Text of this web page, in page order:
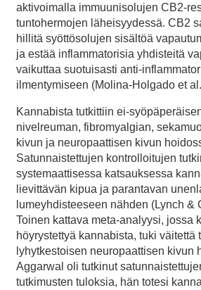
aktivoimalla immuunisolujen CB2-
tuntohermojen läheisyydessä. CB2
hillitä syöttösolujen sisältöä
ja estää inflammatorisia yhdisteitä
vaikuttaa suotuisasti anti-
ilmentymiseen (Molina-Holgado et
Kannabista tutkittiin ei-
nivelreuman, fibromyalgian,
kivun ja neuropaattisen kivun
Satunnaistettujen kontrolloitujen
systemaattisessa katsauksessa
lievittävän kipua ja parantavan
lumeyhdisteeseen nähden (Lynch &
Toinen kattava meta-analyysi, jossa
höyrystettyä kannabista, tuki väitettä
lyhytkestoisen neuropaattisen kivun
Aggarwal oli tutkinut
tutkimusten tuloksia, hän totesi